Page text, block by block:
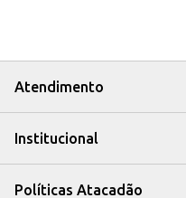
Perfeita para preparar lanches
Uma boa opção para quem busca
A Linguiça Defumada Seara
Atendimento
Institucional
Políticas Atacadão